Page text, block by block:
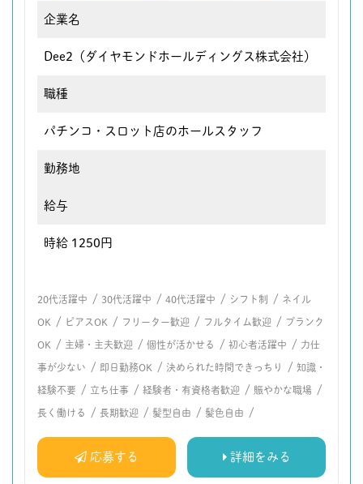
企業名
Dee2（ダイヤモンドホールディングス株式会社）
職種
パチンコ・スロット店のホールスタッフ
勤務地
給与
時給 1250円
20代活躍中 / 30代活躍中 / 40代活躍中 / シフト制 / ネイル
OK / ピアスOK / フリーター歓迎 / フルタイム歓迎 / ブランク
OK / 主婦・主夫歓迎 / 個性が活かせる / 初心者活躍中 / 力仕
事が少ない / 即日勤務OK / 決められた時間できっちり / 知識・
経験不要 / 立ち仕事 / 経験者・有資格者歓迎 / 賑やかな職場 /
長く働ける / 長期歓迎 / 髪型自由 / 髪色自由 /
応募する 詳細をみる